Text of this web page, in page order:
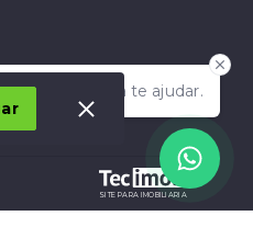
para te ajudar.
SITE PARA IMOBILIARIA